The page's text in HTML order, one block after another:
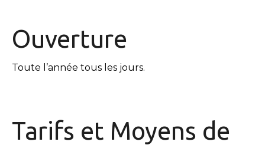
Ouverture
Toute l’année tous les jours.
Tarifs et Moyens de